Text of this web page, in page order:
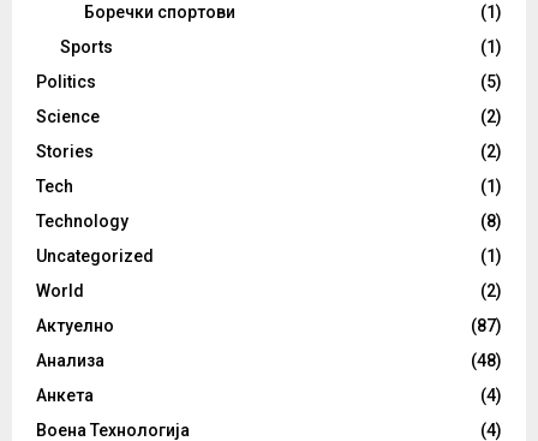
Боречки спортови
(1)
Sports
(1)
Politics
(5)
Science
(2)
Stories
(2)
Tech
(1)
Technology
(8)
Uncategorized
(1)
World
(2)
Актуелно
(87)
Анализа
(48)
Анкета
(4)
Воена Технологија
(4)